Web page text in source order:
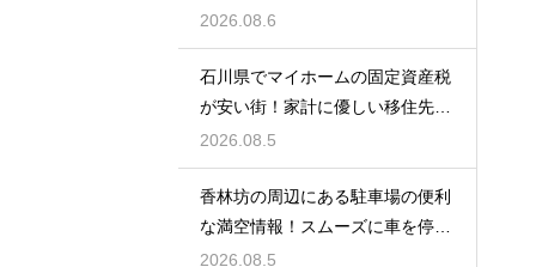
神秘の地
2026.08.6
石川県でマイホームの固定資産税
が安い街！家計に優しい移住先の
選び方
2026.08.5
香林坊の周辺にある駐車場の便利
な満空情報！スムーズに車を停め
る裏技
2026.08.5